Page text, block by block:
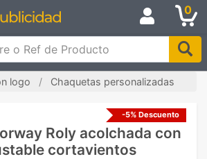
0
o Ref de Producto
logo Chaquetas personalizadas
-5% Descuento
Roly acolchada con
cortavientos